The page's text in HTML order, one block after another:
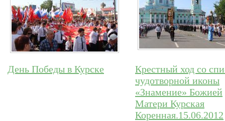
День Победы в Курске
Крестный ход со
чудотворной иконы
«Знамение» Божией
Матери Курская
Коренная.15.06.2012